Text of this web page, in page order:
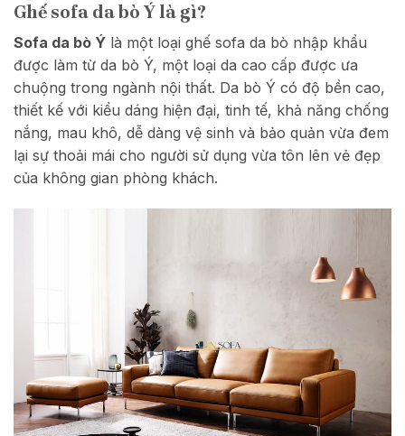
Ghế sofa da bò Ý là gì?
Sofa da bò Ý là một loại ghế sofa da bò nhập khẩu
được làm từ da bò Ý, một loại da cao cấp được ưa
chuộng trong ngành nội thất. Da bò Ý có độ bền cao,
thiết kế với kiểu dáng hiện đại, tinh tế, khả năng chống
nắng, mau khô, dễ dàng vệ sinh và bảo quản vừa đem
lại sự thoải mái cho người sử dụng vừa tôn lên vẻ đẹp
của không gian phòng khách.